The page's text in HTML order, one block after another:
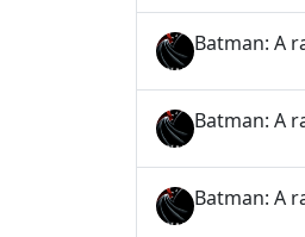
Batman: A
Batman: A
Batman: A